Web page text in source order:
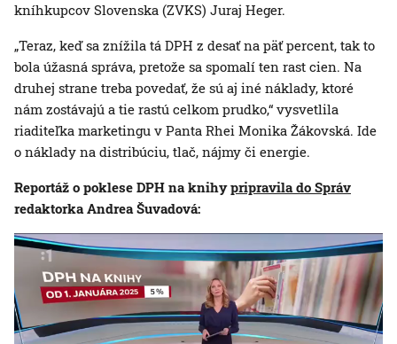
kníhkupcov Slovenska (ZVKS) Juraj Heger.
„Teraz, keď sa znížila tá DPH z desať na päť percent, tak to
bola úžasná správa, pretože sa spomalí ten rast cien. Na
druhej strane treba povedať, že sú aj iné náklady, ktoré
nám zostávajú a tie rastú celkom prudko,“ vysvetlila
riaditeľka marketingu v Panta Rhei Monika Žákovská. Ide
o náklady na distribúciu, tlač, nájmy či energie.
Reportáž o poklese DPH na knihypripravila do Správ
redaktorka Andrea Šuvadová: